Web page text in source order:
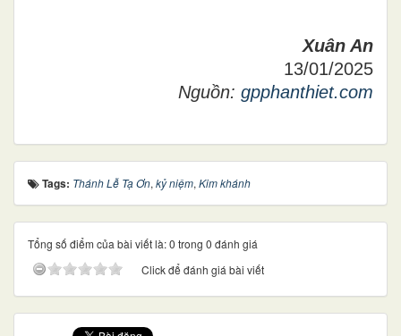
Xuân An
13/01/2025
Nguồn: gpphanthiet.com
Tags: Thánh Lễ Tạ Ơn, kỷ niệm, Kim khánh
Tổng số điểm của bài viết là: 0 trong 0 đánh giá
Click để đánh giá bài viết